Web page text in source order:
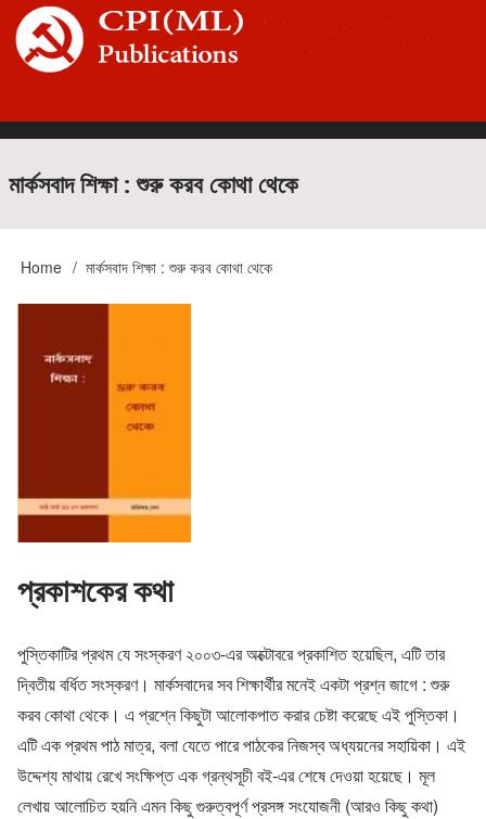
Skip
main
Main
navigation
মার্কসবাদ শিক্ষা : শুরু করব কোথা থেকে
Breadcrumb
Home মার্কসবাদ শিক্ষা : শুরু করব কোথা থেকে
প্রকাশকের কথা
পুস্তিকাটির প্রথম যে সংস্করণ ২০০৩-এর অক্টোবরে প্রকাশিত হয়েছিল, এটি তার
দ্বিতীয় বর্ধিত সংস্করণ। মার্কসবাদের সব শিক্ষার্থীর মনেই একটা প্রশ্ন জাগে : শুরু
করব কোথা থেকে। এ প্রশ্নে কিছুটা আলোকপাত করার চেষ্টা করেছে এই পুস্তিকা।
এটি এক প্রথম পাঠ মাত্র, বলা যেতে পারে পাঠকের নিজস্ব অধ্যয়নের সহায়িকা। এই
উদ্দেশ্য মাথায় রেখে সংক্ষিপ্ত এক গ্রন্থসূচী বই-এর শেষে দেওয়া হয়েছে। মূল
লেখায় আলোচিত হয়নি এমন কিছু গুরুত্বপূর্ণ প্রসঙ্গ সংযোজনী (আরও কিছু কথা)